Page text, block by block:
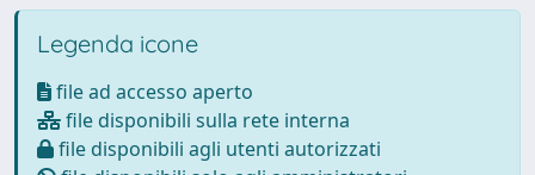
Legenda icone
file ad accesso aperto
file disponibili sulla rete interna
file disponibili agli utenti autorizzati